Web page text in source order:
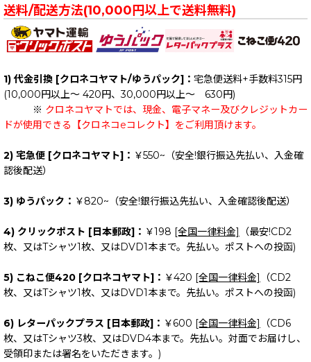
送料/配送方法(10,000円以上で送料無料)
1) 代金引換 [クロネコヤマト/ゆうパック]： 宅急便送料+手数料315円
(10,000円以上～ 420円、30,000円以上～ 630円)
※ クロネコヤマトでは、現金、電子マネー及びクレジットカー
ドが使用できる【クロネコeコレクト】をご利用頂けます。
2) 宅急便 [クロネコヤマト]： ￥550~（安全!銀行振込先払い、入金確
認後配送）
3) ゆうパック： ￥820~（安全!銀行振込先払い、入金確認後配送）
4) クリックポスト [日本郵政]： ￥198 [全国一律料金]
（最安!CD2
枚、又はTシャツ1枚、又はDVD1本まで。先払い。ポストへの投函)
5) こねこ便420 [クロネコヤマト]： ￥420 [全国一律料金]
（CD2
枚、又はTシャツ1枚、又はDVD1本まで。先払い。ポストへの投函)
6) レターパックプラス [日本郵政]： ￥600 [全国一律料金]
（CD6
枚、又はTシャツ3枚、又はDVD4本まで。先払い。対面でお届けし、
受領印または署名をいただきます。)